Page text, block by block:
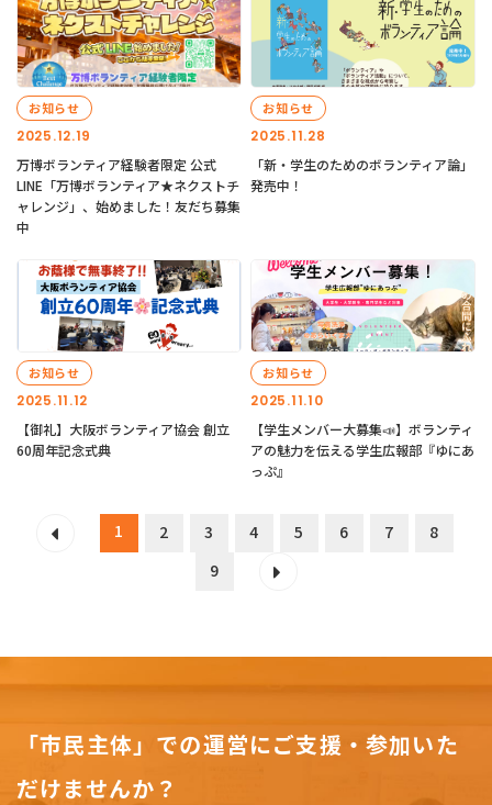
2025.12.19
お知らせ
万博ボランティア経験者限定 公式
LINE「万博ボランティア★ネクストチ
ャレンジ」、始めました！友だち募集
中
2025.11.28
お知らせ
「新・学生のためのボランティア論」
発売中！
2025.11.12
お知らせ
【御礼】大阪ボランティア協会 創立
60周年記念式典
2025.11.10
お知らせ
【学生メンバー大募集📣】ボランティ
アの魅力を伝える学生広報部『ゆにあ
っぷ』
1 2 3 4 5 6 7
8
9
「市民主体」での運営にご支援・参加いた
だけませんか？